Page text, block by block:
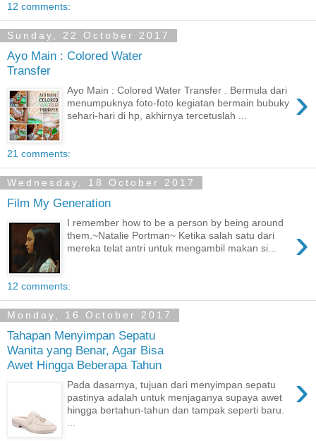
12 comments:
Sunday, 22 October 2017
Ayo Main : Colored Water
Transfer
›
Ayo Main : Colored Water Transfer . Bermula dari
menumpuknya foto-foto kegiatan bermain bubuky
sehari-hari di hp, akhirnya tercetuslah ...
21 comments:
Wednesday, 18 October 2017
Film My Generation
›
I remember how to be a person by being around
them.~Natalie Portman~ Ketika salah satu dari
mereka telat antri untuk mengambil makan si...
12 comments:
Monday, 16 October 2017
Tahapan Menyimpan Sepatu
Wanita yang Benar, Agar Bisa
Awet Hingga Beberapa Tahun
›
Pada dasarnya, tujuan dari menyimpan sepatu
pastinya adalah untuk menjaganya supaya awet
hingga bertahun-tahun dan tampak seperti baru.
...